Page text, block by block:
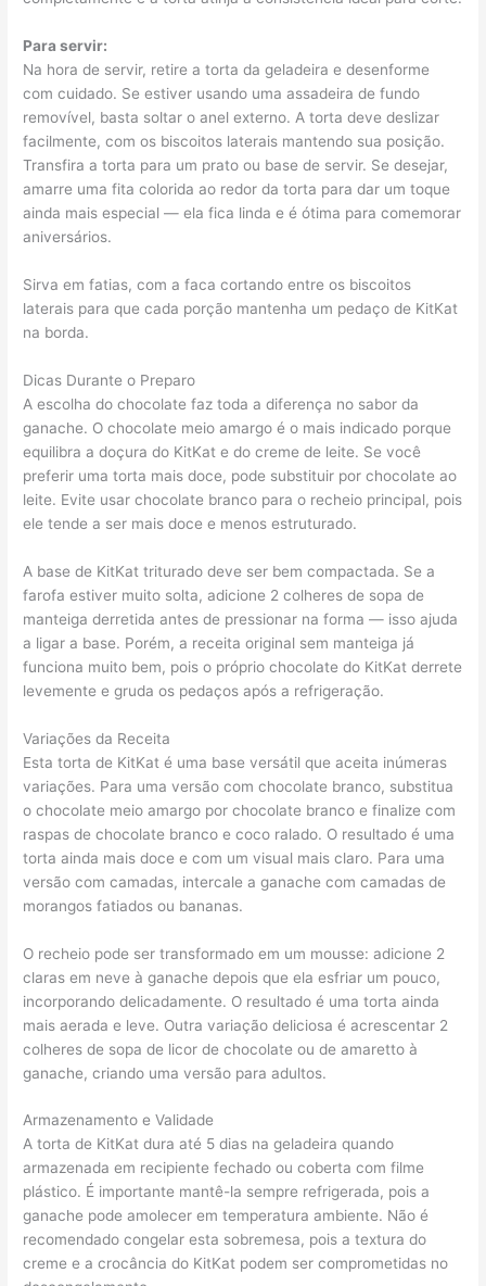
Para servir:
Na hora de servir, retire a torta da geladeira e desenforme
com cuidado. Se estiver usando uma assadeira de fundo
removível, basta soltar o anel externo. A torta deve deslizar
facilmente, com os biscoitos laterais mantendo sua posição.
Transfira a torta para um prato ou base de servir. Se desejar,
amarre uma fita colorida ao redor da torta para dar um toque
ainda mais especial — ela fica linda e é ótima para comemorar
aniversários.
Sirva em fatias, com a faca cortando entre os biscoitos
laterais para que cada porção mantenha um pedaço de KitKat
na borda.
Dicas Durante o Preparo
A escolha do chocolate faz toda a diferença no sabor da
ganache. O chocolate meio amargo é o mais indicado porque
equilibra a doçura do KitKat e do creme de leite. Se você
preferir uma torta mais doce, pode substituir por chocolate ao
leite. Evite usar chocolate branco para o recheio principal, pois
ele tende a ser mais doce e menos estruturado.
A base de KitKat triturado deve ser bem compactada. Se a
farofa estiver muito solta, adicione 2 colheres de sopa de
manteiga derretida antes de pressionar na forma — isso ajuda
a ligar a base. Porém, a receita original sem manteiga já
funciona muito bem, pois o próprio chocolate do KitKat derrete
levemente e gruda os pedaços após a refrigeração.
Variações da Receita
Esta torta de KitKat é uma base versátil que aceita inúmeras
variações. Para uma versão com chocolate branco, substitua
o chocolate meio amargo por chocolate branco e finalize com
raspas de chocolate branco e coco ralado. O resultado é uma
torta ainda mais doce e com um visual mais claro. Para uma
versão com camadas, intercale a ganache com camadas de
morangos fatiados ou bananas.
O recheio pode ser transformado em um mousse: adicione 2
claras em neve à ganache depois que ela esfriar um pouco,
incorporando delicadamente. O resultado é uma torta ainda
mais aerada e leve. Outra variação deliciosa é acrescentar 2
colheres de sopa de licor de chocolate ou de amaretto à
ganache, criando uma versão para adultos.
Armazenamento e Validade
A torta de KitKat dura até 5 dias na geladeira quando
armazenada em recipiente fechado ou coberta com filme
plástico. É importante mantê-la sempre refrigerada, pois a
ganache pode amolecer em temperatura ambiente. Não é
recomendado congelar esta sobremesa, pois a textura do
creme e a crocância do KitKat podem ser comprometidas no